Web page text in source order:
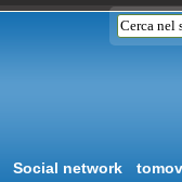
Social network